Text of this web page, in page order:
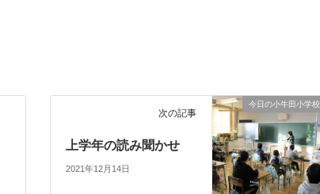
今日の小牛田小学校
次の記事
上学年の読み聞かせ
2021年12月14日